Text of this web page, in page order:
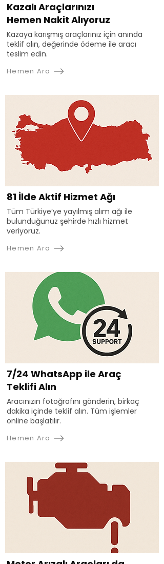
Kazalı Araçlarınızı
Hemen Nakit Alıyoruz
Kazaya karışmış araçlarınız için anında
teklif alın, değerinde ödeme ile aracı
teslim edin.
Hemen Ara
81 İlde Aktif Hizmet Ağı
Tüm Türkiye’ye yayılmış alım ağı ile
bulunduğunuz şehirde hızlı hizmet
veriyoruz.
Hemen Ara
7/24 WhatsApp ile Araç
Teklifi Alın
Aracınızın fotoğrafını gönderin, birkaç
dakika içinde teklif alın. Tüm işlemler
online başlatılır.
Hemen Ara